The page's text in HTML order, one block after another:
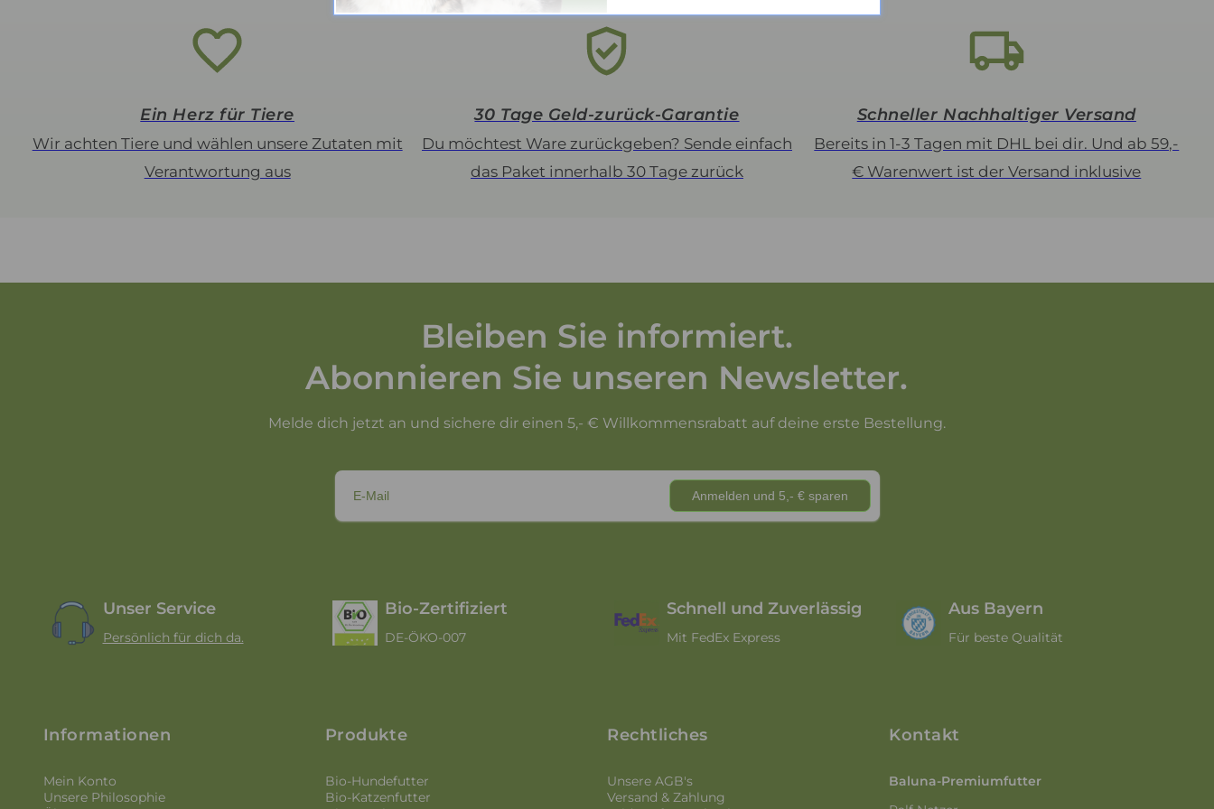
Ein Herz für Tiere
Wir achten Tiere und wählen unsere Zutaten mit
Verantwortung aus
30 Tage Geld-zurück-Garantie
Du möchtest Ware zurückgeben? Sende einfach
das Paket innerhalb 30 Tage zurück
Schneller Nachhaltiger Versand
Bereits in 1-3 Tagen mit DHL bei dir. Und ab 59,-
€ Warenwert ist der Versand inklusive
Bleiben Sie informiert.
Abonnieren Sie unseren Newsletter.
Melde dich jetzt an und sichere dir einen 5,- € Willkommensrabatt auf deine erste Bestellung.
Unser Service
Persönlich für dich da.
Bio-Zertifiziert
DE-ÖKO-007
Schnell und Zuverlässig
Mit FedEx Express
Aus Bayern
Für beste Qualität
Informationen
Mein Konto
Unsere Philosophie
Produkte
Bio-Hundefutter
Bio-Katzenfutter
Rechtliches
Unsere AGB's
Versand & Zahlung
Kontakt
Baluna-Premiumfutter